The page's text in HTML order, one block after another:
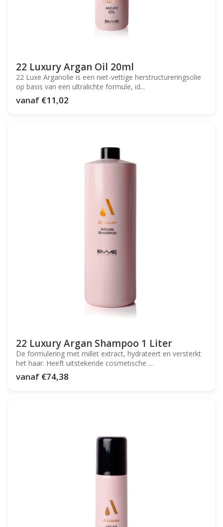
22 Luxury Argan Oil 20ml
22 Luxe Arganolie is een niet-vettige herstructureringsolie
op basis van een ultralichte formule, id...
vanaf €11,02
22 Luxury Argan Shampoo 1 Liter
De formulering met millet extract, hydrateert en versterkt
het haar. Heeft uitstekende cosmetische ...
vanaf €74,38